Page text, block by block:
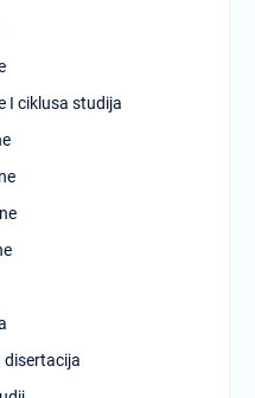
I ciklusa studija
disertacija